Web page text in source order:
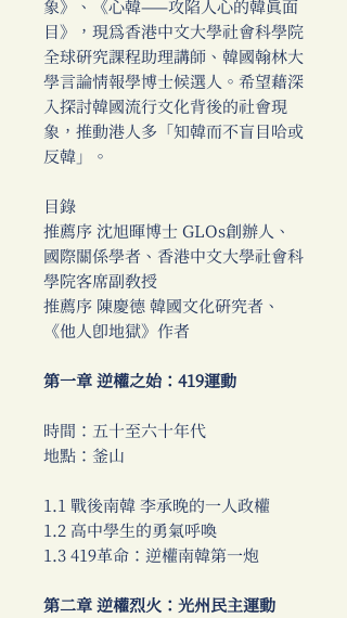
象》、《心韓——攻陷人心的韓真面
目》，現為香港中文大學社會科學院
全球研究課程助理講師、韓國翰林大
學言論情報學博士候選人。希望藉深
入探討韓國流行文化背後的社會現
象，推動港人多「知韓而不盲目哈或
反韓」。
目錄
推薦序 沈旭暉博士 GLOs創辦人、
國際關係學者、香港中文大學社會科
學院客席副教授
推薦序 陳慶德 韓國文化研究者、
《他人即地獄》作者
第一章 逆權之始：419運動
時間：五十至六十年代
地點：釜山
1.1 戰後南韓 李承晚的一人政權
1.2 高中學生的勇氣呼喚
1.3 419革命：逆權南韓第一炮
第二章 逆權烈火：光州民主運動